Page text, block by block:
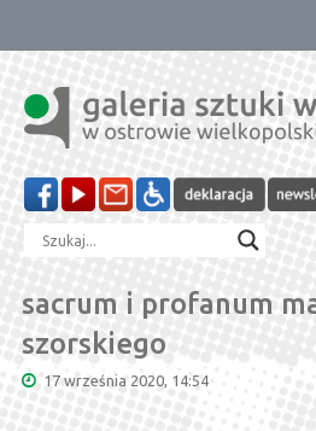
treści
sacrum i profanum
szorskiego
17 września 2020, 14:54